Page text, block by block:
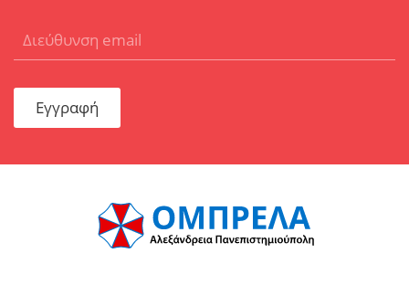
Εγγραφή